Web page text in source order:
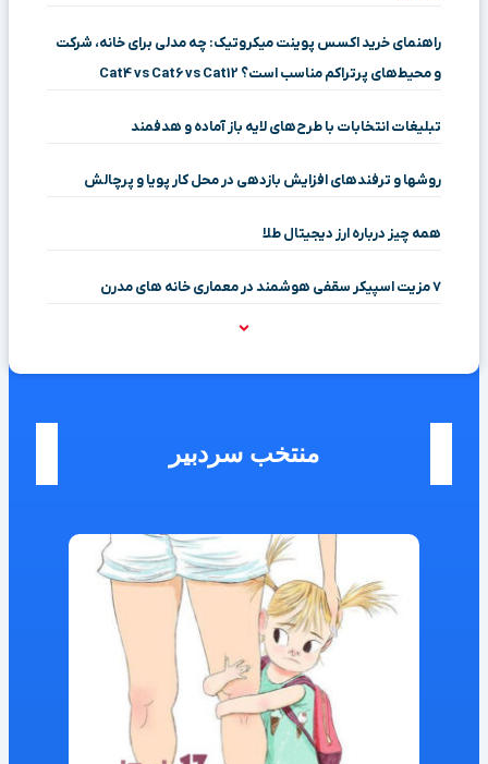
راهنمای خرید اکسس پوینت میکروتیک: چه مدلی برای خانه، شرکت
و محیط‌های پرتراکم مناسب است؟ Cat4 vs Cat6 vs Cat12
تبلیغات انتخابات با طرح‌های لایه باز آماده و هدفمند
روشها و ترفندهای افزایش بازدهی در محل کار پویا و پرچالش
همه چیز درباره ارز دیجیتال طلا
۷ مزیت اسپیکر سقفی هوشمند در معماری خانه‌ های مدرن
منتخب سردبیر